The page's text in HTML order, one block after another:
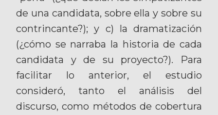
de una candidata, sobre ella y sobre su
contrincante?); y c) la dramatización
(¿cómo se narraba la historia de cada
candidata y de su proyecto?). Para
facilitar lo anterior, el estudio
consideró, tanto el análisis del
discurso, como métodos de cobertura